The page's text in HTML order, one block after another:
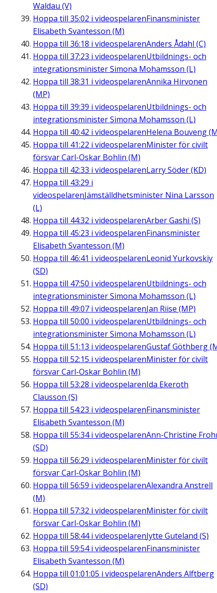
Waldau (V)
Hoppa till 35:02 i videospelarenFinansminister
Elisabeth Svantesson (M)
Hoppa till 36:18 i videospelarenAnders Ådahl (C)
Hoppa till 37:23 i videospelarenUtbildnings- och
integrationsminister Simona Mohamsson (L)
Hoppa till 38:31 i videospelarenAnnika Hirvonen
(MP)
Hoppa till 39:39 i videospelarenUtbildnings- och
integrationsminister Simona Mohamsson (L)
Hoppa till 40:42 i videospelarenHelena Bouveng
Hoppa till 41:22 i videospelarenMinister för civilt
försvar Carl-Oskar Bohlin (M)
Hoppa till 42:33 i videospelarenLarry Söder (KD)
Hoppa till 43:29 i
videospelarenJämställdhetsminister Nina Larsson
(L)
Hoppa till 44:32 i videospelarenArber Gashi (S)
Hoppa till 45:23 i videospelarenFinansminister
Elisabeth Svantesson (M)
Hoppa till 46:41 i videospelarenLeonid Yurkovskiy
(SD)
Hoppa till 47:50 i videospelarenUtbildnings- och
integrationsminister Simona Mohamsson (L)
Hoppa till 49:07 i videospelarenJan Riise (MP)
Hoppa till 50:00 i videospelarenUtbildnings- och
integrationsminister Simona Mohamsson (L)
Hoppa till 51:13 i videospelarenGustaf Göthberg
Hoppa till 52:15 i videospelarenMinister för civilt
försvar Carl-Oskar Bohlin (M)
Hoppa till 53:28 i videospelarenIda Ekeroth
Clausson (S)
Hoppa till 54:23 i videospelarenFinansminister
Elisabeth Svantesson (M)
Hoppa till 55:34i videospelarenAnn-Christine
(SD)
Hoppa till 56:29 i videospelarenMinister för civilt
försvar Carl-Oskar Bohlin (M)
Hoppa till 56:59 i videospelarenAlexandra Anstrell
(M)
Hoppa till 57:32 i videospelarenMinister för civilt
försvar Carl-Oskar Bohlin (M)
Hoppa till 58:44i videospelarenJytte Guteland (S)
Hoppa till 59:54i videospelarenFinansminister
Elisabeth Svantesson (M)
Hoppa till 01:01:05 i videospelarenAnders Alftberg
(SD)